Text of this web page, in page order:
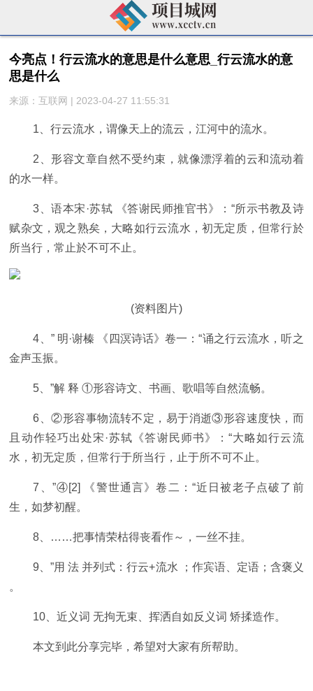
今亮点！行云流水的意思是什么意思_行云流水的意
思是什么
来源：互联网 | 2023-04-27 11:55:31
1、行云流水，谓像天上的流云，江河中的流水。
2、形容文章自然不受约束，就像漂浮着的云和流动着
的水一样。
3、语本宋·苏轼 《答谢民师推官书》：“所示书教及诗
赋杂文，观之熟矣，大略如行云流水，初无定质，但常行於
所当行，常止於不可不止。
(资料图片)
4、” 明·谢榛 《四溟诗话》卷一：“诵之行云流水，听之
金声玉振。
5、”解 释 ①形容诗文、书画、歌唱等自然流畅。
6、②形容事物流转不定，易于消逝③形容速度快，而
且动作轻巧出处宋·苏轼《答谢民师书》：“大略如行云流
水，初无定质，但常行于所当行，止于所不可不止。
7、”④[2] 《警世通言》卷二：“近日被老子点破了前
生，如梦初醒。
8、……把事情荣枯得丧看作～，一丝不挂。
9、”用 法 并列式：行云+流水 ；作宾语、定语；含褒义
。
10、近义词 无拘无束、挥洒自如反义词 矫揉造作。
本文到此分享完毕，希望对大家有所帮助。